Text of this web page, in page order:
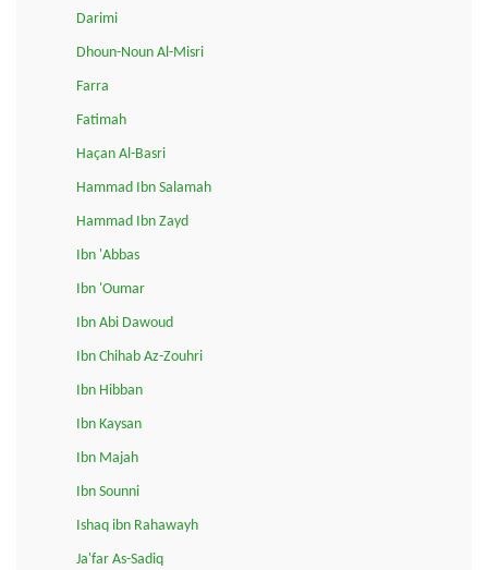
Darimi
Dhoun-Noun Al-Misri
Farra
Fatimah
Haçan Al-Basri
Hammad Ibn Salamah
Hammad Ibn Zayd
Ibn 'Abbas
Ibn 'Oumar
Ibn Abi Dawoud
Ibn Chihab Az-Zouhri
Ibn Hibban
Ibn Kaysan
Ibn Majah
Ibn Sounni
Ishaq ibn Rahawayh
Ja'far As-Sadiq